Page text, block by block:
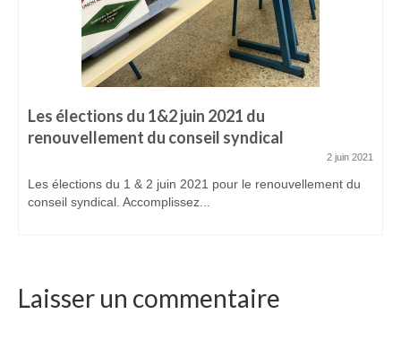
ADHÉREZ
Devenir adhérent
Espace adhérent
ACTUALITÉS
Les élections du 1&2 juin 2021 du
renouvellement du conseil syndical
2 juin 2021
Les élections du 1 & 2 juin 2021 pour le renouvellement du
conseil syndical. Accomplissez...
Laisser un commentaire